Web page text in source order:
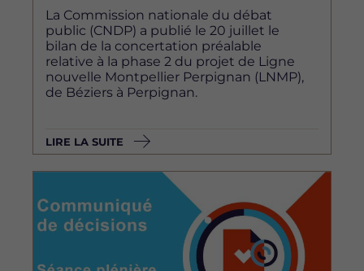
La Commission nationale du débat
public (CNDP) a publié le 20 juillet le
bilan de la concertation préalable
relative à la phase 2 du projet de Ligne
nouvelle Montpellier Perpignan (LNMP),
de Béziers à Perpignan.
LIRE LA SUITE